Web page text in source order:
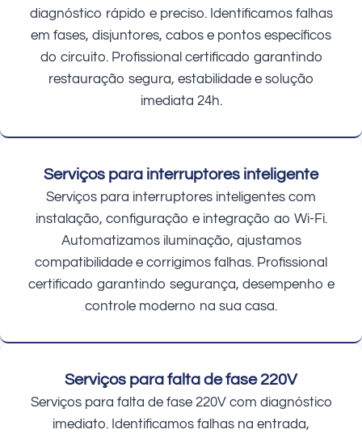
diagnóstico rápido e preciso. Identificamos falhas
em fases, disjuntores, cabos e pontos específicos
do circuito. Profissional certificado garantindo
restauração segura, estabilidade e solução
imediata 24h.
Serviços para interruptores inteligente
Serviços para interruptores inteligentes com
instalação, configuração e integração ao Wi-Fi.
Automatizamos iluminação, ajustamos
compatibilidade e corrigimos falhas. Profissional
certificado garantindo segurança, desempenho e
controle moderno na sua casa.
Serviços para falta de fase 220V
Serviços para falta de fase 220V com diagnóstico
imediato. Identificamos falhas na entrada,